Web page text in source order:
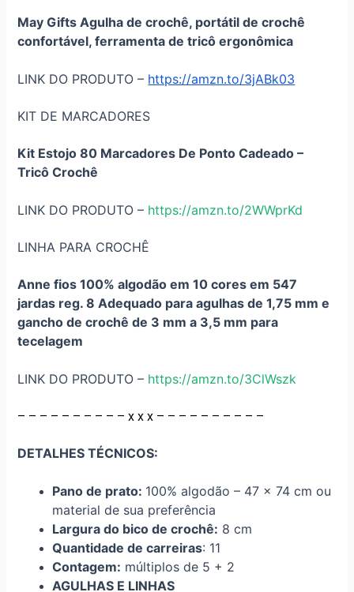
May Gifts Agulha de crochê, portátil de crochê
confortável, ferramenta de tricô ergonômica
LINK DO PRODUTO – https://amzn.to/3jABk03
KIT DE MARCADORES
Kit Estojo 80 Marcadores De Ponto Cadeado –
Tricô Crochê
LINK DO PRODUTO – https://amzn.to/2WWprKd
LINHA PARA CROCHÊ
Anne fios 100% algodão em 10 cores em 547
jardas reg. 8 Adequado para agulhas de 1,75 mm e
gancho de crochê de 3 mm a 3,5 mm para
tecelagem
LINK DO PRODUTO – https://amzn.to/3ClWszk
– – – – – – – – – – x x x – – – – – – – – – –
DETALHES TÉCNICOS:
Pano de prato: 100% algodão – 47 x 74 cm ou
material de sua preferência
Largura do bico de crochê: 8 cm
Quantidade de carreiras: 11
Contagem: múltiplos de 5 + 2
AGULHAS E LINHAS